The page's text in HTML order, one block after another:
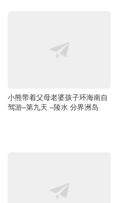
小熊带着父母老婆孩子环海南自
驾游–第九天 –陵水 分界洲岛